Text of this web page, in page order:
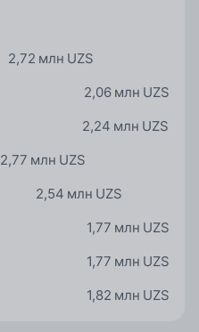
2,72 млн UZS
2,06 млн UZS
2,24 млн UZS
2,77 млн UZS
2,54 млн UZS
1,77 млн UZS
1,77 млн UZS
1,82 млн UZS